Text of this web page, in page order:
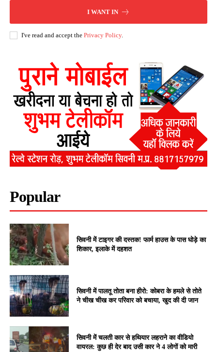
I WANT IN
I've read and accept the Privacy Policy.
Popular
सिवनी में टाइगर की दस्तक! फार्म हाउस के पास घोड़े का
शिकार, इलाके में दहशत
सिवनी में पालतू तोता बना हीरो: कोबरा के हमले से तोते
ने चीख चीख कर परिवार को बचाया, खुद की दी जान
सिवनी में चलती कार से हथियार लहराने का वीडियो
वायरल: कुछ ही देर बाद उसी कार ने 4 लोगों को मारी